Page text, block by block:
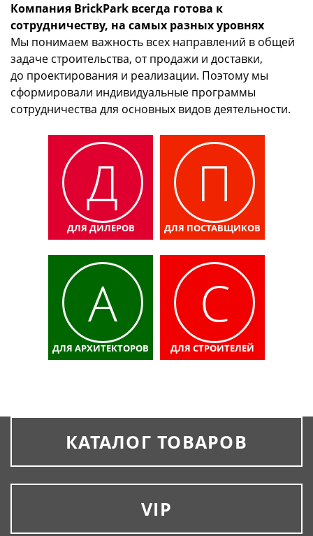
Компания BrickPark всегда готова к
сотрудничеству, на самых разных уровнях
Мы понимаем важность всех направлений в общей
задаче строительства, от продажи и доставки,
до проектирования и реализации. Поэтому мы
сформировали индивидуальные программы
сотрудничества для основных видов деятельности.
ДЛЯ ДИЛЕРОВ
Д
ДЛЯ ПОСТАВЩИКОВ
П
ДЛЯ АРХИТЕКТОРОВ
А
ДЛЯ СТРОИТЕЛЕЙ
С
КАТАЛОГ ТОВАРОВ
VIP